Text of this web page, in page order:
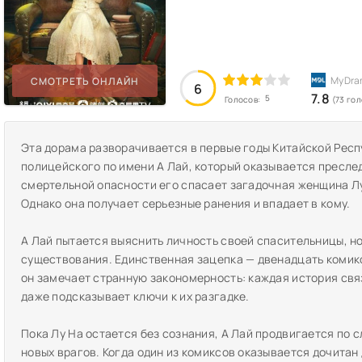
СМОТРЕТЬ ОНЛАЙН 6
Голосов: 5 7.8 (73
Эта дорама разворачивается в первые годы Китайской
полицейского по имени А Лай, который оказывается
смертельной опасности его спасает загадочная женщина
Однако она получает серьезные ранения и впадает в кому.
А Лай пытается выяснить личность своей спасительницы,
существования. Единственная зацепка — двенадцать
он замечает странную закономерность: каждая история
даже подсказывает ключи к их разгадке.
Пока Лу На остается без сознания, А Лай продвигается по
новых врагов. Когда один из комиксов оказывается